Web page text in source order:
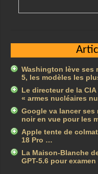
Washington lève ses
5, les modèles les
Le directeur de la
« armes nucléaires
Google va lancer ses
noir en vue pour les
Apple tente de
18 Pro …
La Maison-Blanche
GPT-5.6 pour